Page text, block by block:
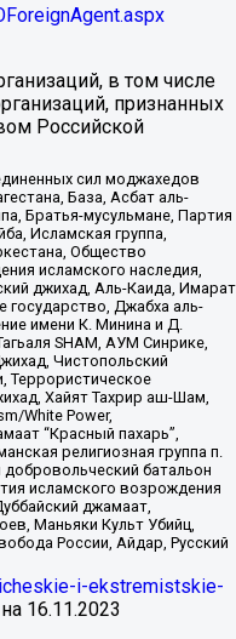
в том числе
признанных
Российской
сил моджахедов
База, Асбат аль-
Братья-мусульмане, Партия
Исламская группа,
Общество
исламского наследия,
джихад, Аль-Каида, Имарат
Джабха аль-
имени К. Минина и Д.
SHAM, АУМ Синрике,
Чистопольский
Террористическое
Хайят Тахрир аш-Шам,
White Power,
“Красный пахарь”,
религиозная группа п.
батальон
исламского возрождения
джамаат,
Маньяки Культ Убийц,
России, Айдар, Русский
i-ekstremistskie-
16.11.2023